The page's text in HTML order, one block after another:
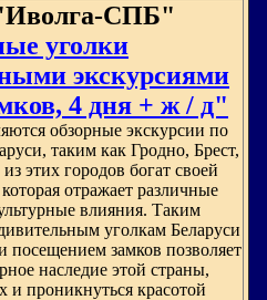
СПБ"
уголки
экскурсиями
4 дня + ж / д"
обзорные экскурсии по
таким как Гродно, Брест,
этих городов богат своей
отражает различные
влияния. Таким
уголкам Беларуси
посещением замков позволяет
наследие этой страны,
и проникнуться красотой